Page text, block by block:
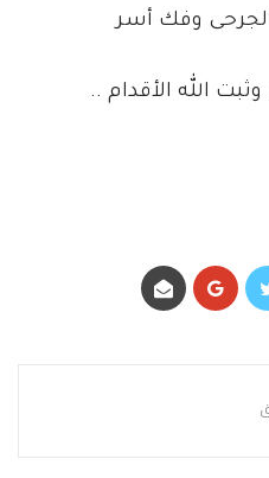
وفك أسر
الله الأقدام ..